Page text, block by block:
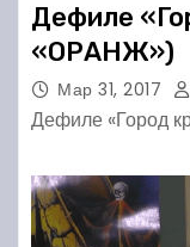
Дефиле
«ОРАНЖ»)
Мар 31, 2017
Дефиле «Город